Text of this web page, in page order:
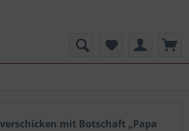
mit Botschaft „Papa